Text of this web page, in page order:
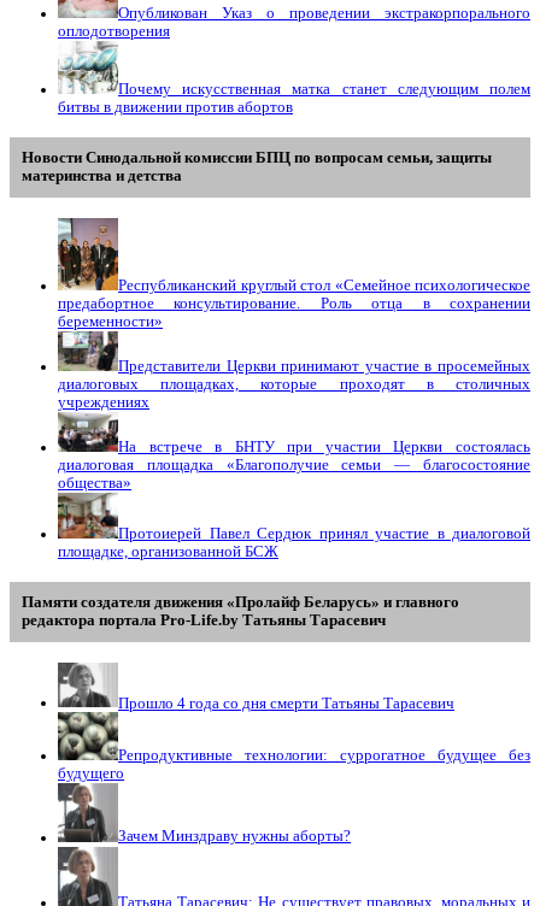
Опубликован Указ о проведении экстракорпорального
оплодотворения
Почему искусственная матка станет следующим полем
битвы в движении против абортов
Новости Синодальной комиссии БПЦ по вопросам семьи, защиты
материнства и детства
Республиканский круглый стол «Семейное психологическое
предабортное консультирование. Роль отца в сохранении
беременности»
Представители Церкви принимают участие в просемейных
диалоговых площадках, которые проходят в столичных
учреждениях
На встрече в БНТУ при участии Церкви состоялась
диалоговая площадка «Благополучие семьи — благосостояние
общества»
Протоиерей Павел Сердюк принял участие в диалоговой
площадке, организованной БСЖ
Памяти создателя движения «Пролайф Беларусь» и главного
редактора портала Pro-Life.by Tатьяны Tарасевич
Прошло 4 года со дня смерти Татьяны Тарасевич
Репродуктивные технологии: суррогатное будущее без
будущего
Зачем Минздраву нужны аборты?
Татьяна Тарасевич: Не существует правовых, моральных и